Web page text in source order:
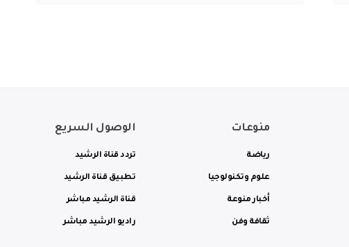
منوعات
رياضة
علوم وتكنولوجيا
أخبار منوعة
ثقافة وفن
الوصول السريع
تردد قناة الرشيد
تطبيق قناة الرشيد
قناة الرشيد مباشر
راديو الرشيد مباشر